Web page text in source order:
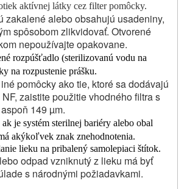
aktívnej látky cez filter pomôcky.
zakalené alebo obsahujú usadeniny,
spôsobom zlikvidovať. Otvorené
nepoužívajte opakovane.
rozpúšťadlo (sterilizovanú vodu na
na rozpustenie prášku.
pomôcky ako tie, ktoré sa dodávajú
zaistite použitie vhodného filtra s
149 µm.
je systém sterilnej bariéry alebo obal
akýkoľvek znak znehodnotenia.
lieku na pribalený samolepiaci štítok.
odpad vzniknutý z lieku má byť
s národnými požiadavkami.